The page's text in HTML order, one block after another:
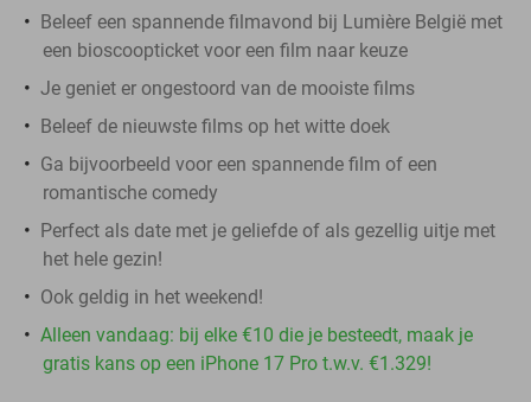
Beleef een spannende filmavond bij Lumière België met
een bioscoopticket voor een film naar keuze
Je geniet er ongestoord van de mooiste films
Beleef de nieuwste films op het witte doek
Ga bijvoorbeeld voor een spannende film of een
romantische comedy
Perfect als date met je geliefde of als gezellig uitje met
het hele gezin!
Ook geldig in het weekend!
Alleen vandaag: bij elke €10 die je besteedt, maak je
gratis kans op een iPhone 17 Pro t.w.v. €1.329!